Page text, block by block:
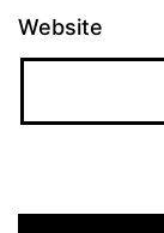
Website